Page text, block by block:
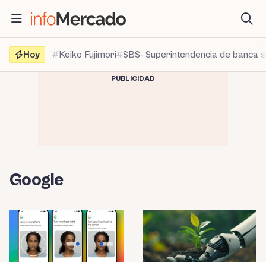
contenido
Hoy
Keiko Fujimori SBS- Superintendencia de banca
PUBLICIDAD
Google